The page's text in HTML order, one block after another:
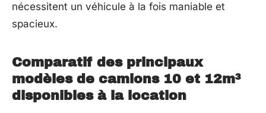
nécessitent un véhicule à la fois maniable et
spacieux.
Comparatif des principaux
modèles de camions 10 et 12m³
disponibles à la location